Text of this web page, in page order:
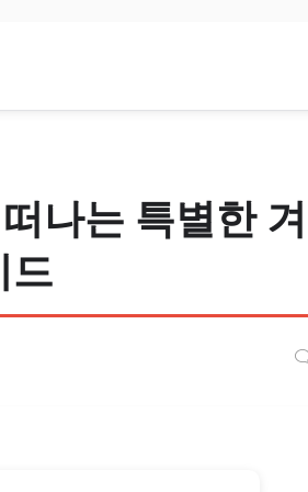
나는 특별한 겨
드